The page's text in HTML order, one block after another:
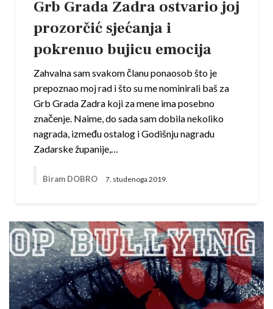
Grb Grada Zadra ostvario joj
prozorčić sjećanja i
pokrenuo bujicu emocija
Zahvalna sam svakom članu ponaosob što je
prepoznao moj rad i što su me nominirali baš za
Grb Grada Zadra koji za mene ima posebno
značenje. Naime, do sada sam dobila nekoliko
nagrada, između ostalog i Godišnju nagradu
Zadarske županije,…
Biram DOBRO 7. studenoga 2019.